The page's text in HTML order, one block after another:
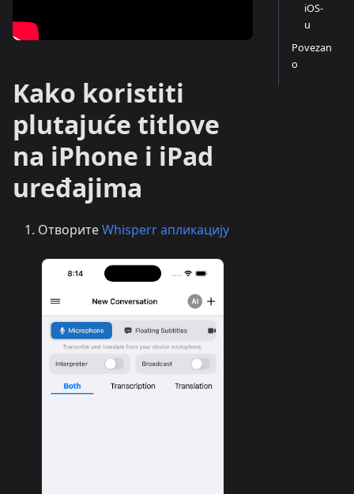
Kako koristiti
plutajuće titlove
na iPhone i iPad
uređajima
ОтворитеWhisperr апликацију
iOS-
u
Povezan
o